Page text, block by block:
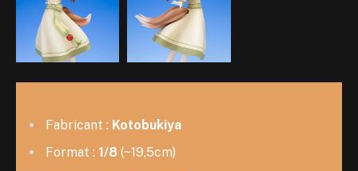
Fabricant : Kotobukiya
Format : 1/8 (~19,5cm)